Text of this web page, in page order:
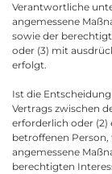
Verantwortliche
angemessene
sowie der
oder (3) mit
erfolgt.
Ist die
Vertrags zwischen
erforderlich oder
betroffenen
angemessene
berechtigten